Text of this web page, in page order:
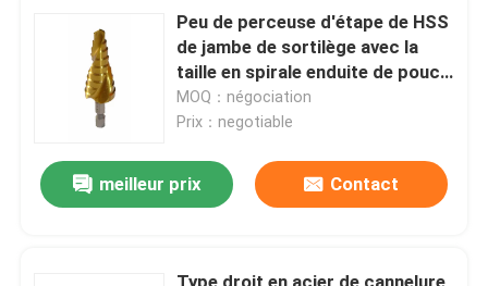
Peu de perceuse d'étape de HSS
de jambe de sortilège avec la
taille en spirale enduite de pouce
de cannelure de titane
MOQ：négociation
Prix：negotiable
meilleur prix Contact
Type droit en acier de cannelure